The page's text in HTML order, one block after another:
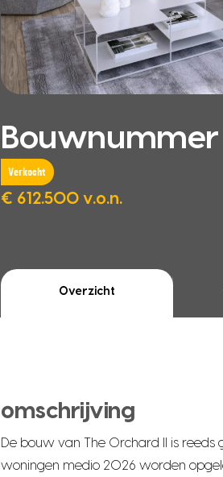
Bouwnummer
Verkocht
€ 612.500 v.o.n.
Overzicht
omschrijving
De bouw van The Orchard II is reeds
woningen medio 2026 worden